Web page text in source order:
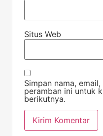
Situs Web
Simpan nama,
peramban ini untuk
berikutnya.